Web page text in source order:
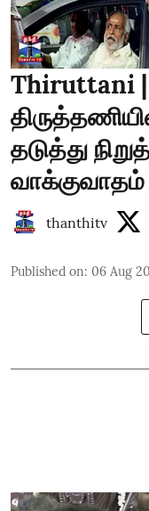
Thiruttani |
தடுத்து
வாக்குவாதம்
thanthitv
Published on: 06 Aug